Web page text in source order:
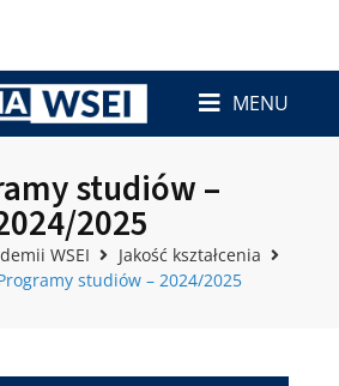
MENU
studiów –
2025
WSEI
Jakość kształcenia
studiów – 2024/2025